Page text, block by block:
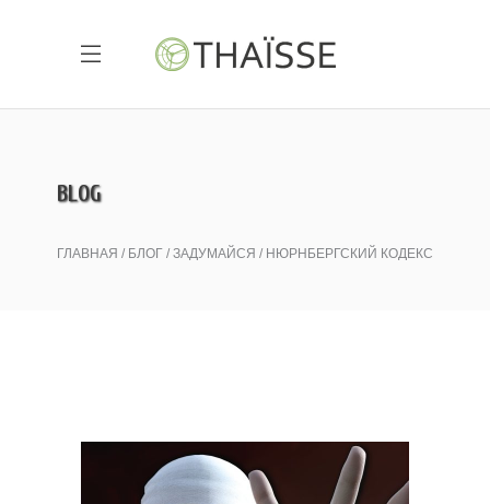
BLOG
ГЛАВНАЯ БЛОГ ЗАДУМАЙСЯ НЮРНБЕРГСКИЙ КОДЕКС